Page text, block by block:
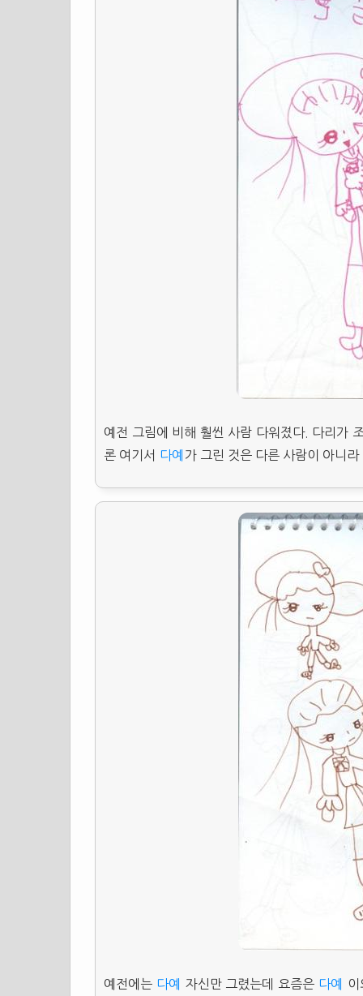
예전 그림에 비해 훨씬 사람 다워졌다. 다리가
론 여기서 다예 가 그린 것은 다른 사람이 아니라
예전에는 다예 자신만 그렸는데 요즘은 다예